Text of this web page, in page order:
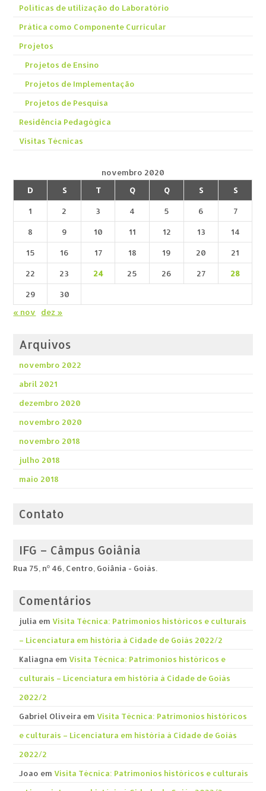
Políticas de utilização do Laboratório
Prática como Componente Curricular
Projetos
Projetos de Ensino
Projetos de Implementação
Projetos de Pesquisa
Residência Pedagógica
Visitas Técnicas
novembro 2020
D
S T Q Q S S
1 2 3 4 5 6 7
8 9 10 11 12 13 14
15 16 17 18 19 20 21
22 23 24 25 26 27 28
29
30
« nov
dez »
Arquivos
novembro 2022
abril 2021
dezembro 2020
novembro 2020
novembro 2018
julho 2018
maio 2018
Contato
IFG – Câmpus Goiânia
Rua 75, nº 46, Centro, Goiânia - Goiás.
Comentários
julia em Visita Técnica: Patrimonios históricos e culturais
– Licenciatura em história á Cidade de Goiás 2022/2
Kaliagna em Visita Técnica: Patrimonios históricos e
culturais – Licenciatura em história á Cidade de Goiás
2022/2
Gabriel Oliveira em Visita Técnica: Patrimonios históricos
e culturais – Licenciatura em história á Cidade de Goiás
2022/2
Joao em Visita Técnica: Patrimonios históricos e culturais